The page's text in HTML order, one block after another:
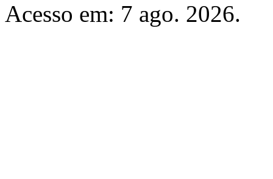
Acesso em: 7 ago. 2026.